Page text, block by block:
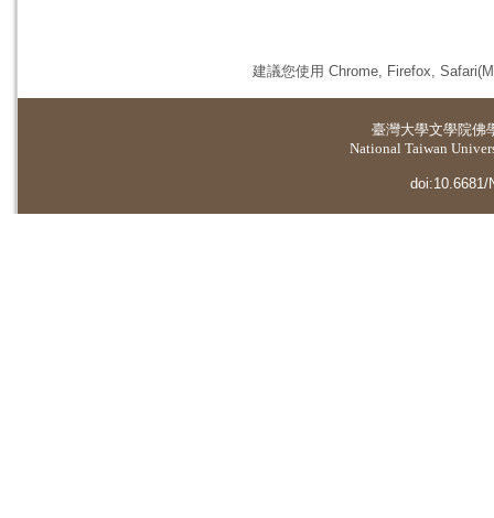
建議您使用 Chrome, Firefox,
臺灣大學文學院佛
National Taiwan
doi:10.6681/